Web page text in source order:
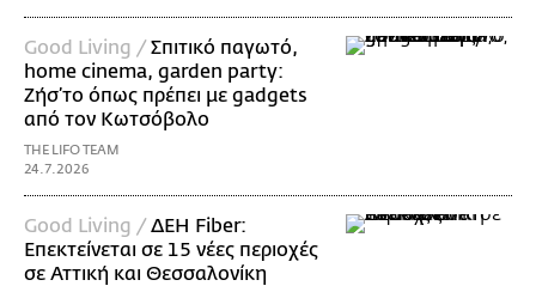
Good Living /Σπιτικό παγωτό,
home cinema, garden party:
Ζήσ’το όπως πρέπει με gadgets
από τον Κωτσόβολο
THE LIFO TEAM
24.7.2026
Good Living /ΔΕΗ Fiber:
Επεκτείνεται σε 15 νέες περιοχές
σε Αττική και Θεσσαλονίκη